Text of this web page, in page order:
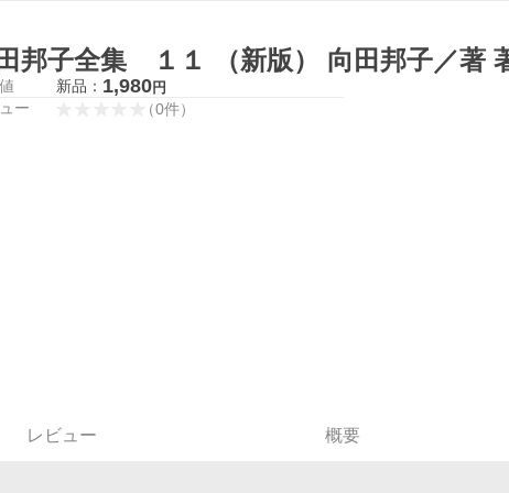
邦子全集 １１ （新版） 向田邦子／著
新品： 1,980円
ー （0件）
レビュー 概要